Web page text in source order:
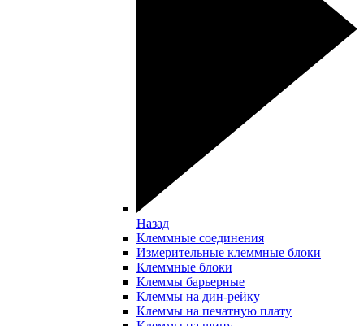
Назад
Клеммные соединения
Измерительные клеммные блоки
Клеммные блоки
Клеммы барьерные
Клеммы на дин-рейку
Клеммы на печатную плату